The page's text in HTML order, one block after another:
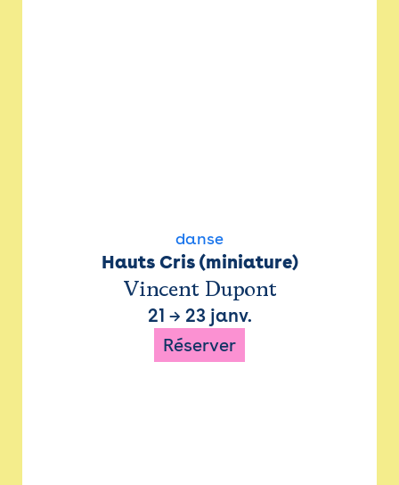
danse
Hauts Cris (miniature)
Vincent Dupont
21 → 23 janv.
Réserver